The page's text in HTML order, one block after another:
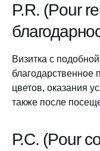
P.R. (Pour
Визитка с
благодарственное
цветов, оказания
также после
Р.С. (Pour